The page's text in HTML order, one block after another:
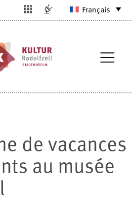
Français
de vacances
au musée